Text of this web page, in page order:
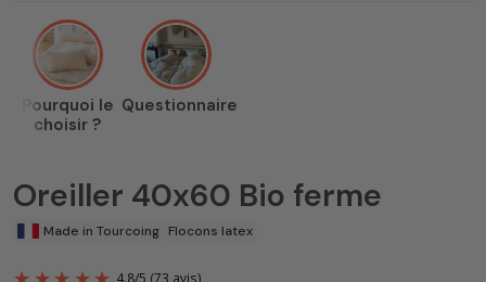
Pourquoi le
choisir ?
Questionnaire
Oreiller 40x60 Bio ferme
Made in Tourcoing Flocons latex